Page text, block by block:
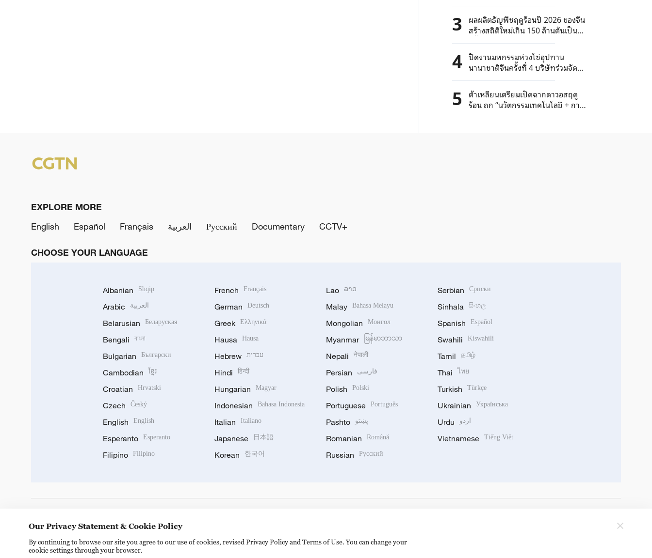
3 ผลผลิตธัญพืชฤดูร้อนปี 2026 ของจีน
สร้างสถิติใหม่เกิน 150 ล้านตันเป็น
ครั้งแรก
4 ปิดงานมหกรรมห่วงโซ่อุปทาน
นานาชาติจีนครั้งที่ 4 บริษัทร่วมจัด
แสดงมากเป็นประวัติการณ์
5
ต้าเหลียนเตรียมเปิดฉากดาวอสฤดู
ร้อน ถก “นวัตกรรมเทคโนโลยี + การ
EXPLORE MORE
English
Español Français العربية Русский Documentary CCTV+
CHOOSE YOUR LANGUAGE
Albanian Shqip
Arabic العربية
Belarusian Беларуская
Bengali বাংলা
Bulgarian Български
Cambodian ខ្មែរ
Croatian Hrvatski
Czech Český
English English
Esperanto Esperanto
Filipino Filipino
French Français
German Deutsch
Greek Ελληνικά
Hausa Hausa
Hebrew עברית
Hindi हिन्दी
Hungarian Magyar
Indonesian Bahasa Indonesia
Italian Italiano
Japanese 日本語
Korean 한국어
Lao ລາວ
Malay Bahasa Melayu
Mongolian Монгол
Myanmar မြန်မာဘာသာ
Nepali नेपाली
Persian فارسی
Polish Polski
Portuguese Português
Pashto پښتو
Romanian Română
Russian Русский
Serbian Српски
Sinhala සිංහල
Spanish Español
Swahili Kiswahili
Tamil தமிழ்
Thai ไทย
Turkish Türkçe
Ukrainian Українська
Urdu اردو
Vietnamese Tiếng Việt
Our Privacy Statement & Cookie Policy
By continuing to browse our site you agree to our use of cookies, revised Privacy Policy and Terms of Use. You can change your
cookie settings through your browser.